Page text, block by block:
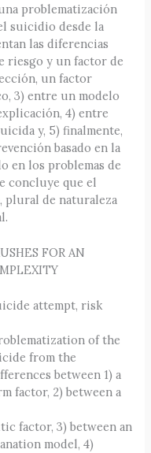
problematización
suicidio desde la
las diferencias
riesgo y un factor de
un factor
3) entre un modelo
4) entre
y, 5) finalmente,
basado en la
en los problemas de
concluye que el
plural de naturaleza
FOR AN
attempt, risk
of the
from the
between 1) a
factor, 2) between a
factor, 3) between an
model, 4)